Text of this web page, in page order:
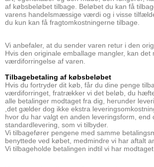
af købsbeløbet tilbage. Beløbet du kan få
varens handelsmæssige værdi og i visse
du kun kan få fragtomkostningerne tilbage.
Vi anbefaler, at du sender varen retur i den
Hvis den originale emballage mangler, kan det
værdiforringelse af varen.
Tilbagebetaling af købsbeløbet
Hvis du fortryder dit køb, får du dine penge
værdiforringet, fratrækker vi det beløb, du
alle betalinger modtaget fra dig, herunder
,det gælder dog ikke ekstra
hvor du har valgt en anden leveringsform, end
standardlevering, som vi tilbyder.
Vi tilbagefører pengene med samme
benyttede ved købet, medmindre vi har aftalt
Vi tilbageholde betalingen indtil vi har modtaget